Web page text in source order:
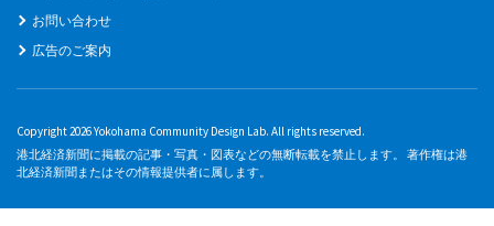
お問い合わせ
広告のご案内
Copyright 2026 Yokohama Community Design Lab. All rights reserved.
港北経済新聞に掲載の記事・写真・図表などの無断転載を禁止します。 著作権は港
北経済新聞またはその情報提供者に属します。